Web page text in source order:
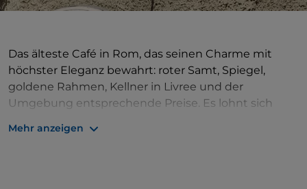
Das älteste Café in Rom, das seinen Charme mit
höchster Eleganz bewahrt: roter Samt, Spiegel,
goldene Rahmen, Kellner in Livree und der
Umgebung entsprechende Preise. Es lohnt sich
Künstler, Schriftsteller und Abenteurer einkehrten,
Mehr anzeigen